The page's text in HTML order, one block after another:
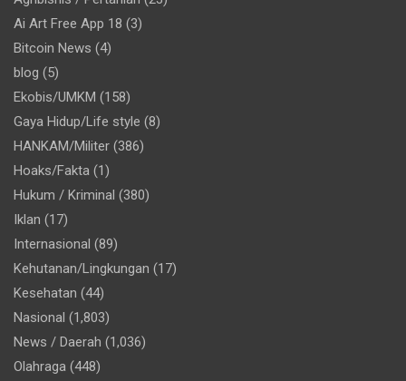
Ai Art Free App 18 (3)
Bitcoin News (4)
blog (5)
Ekobis/UMKM (158)
Gaya Hidup/Life style (8)
HANKAM/Militer (386)
Hoaks/Fakta (1)
Hukum / Kriminal (380)
Iklan (17)
Internasional (89)
Kehutanan/Lingkungan (17)
Kesehatan (44)
Nasional (1,803)
News / Daerah (1,036)
Olahraga (448)